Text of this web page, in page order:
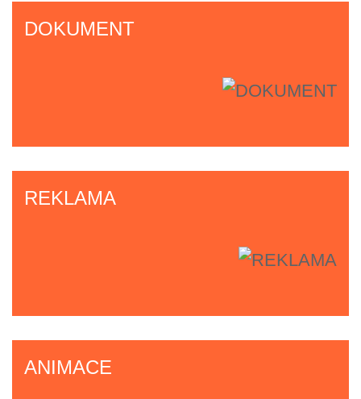
DOKUMENT
REKLAMA
ANIMACE